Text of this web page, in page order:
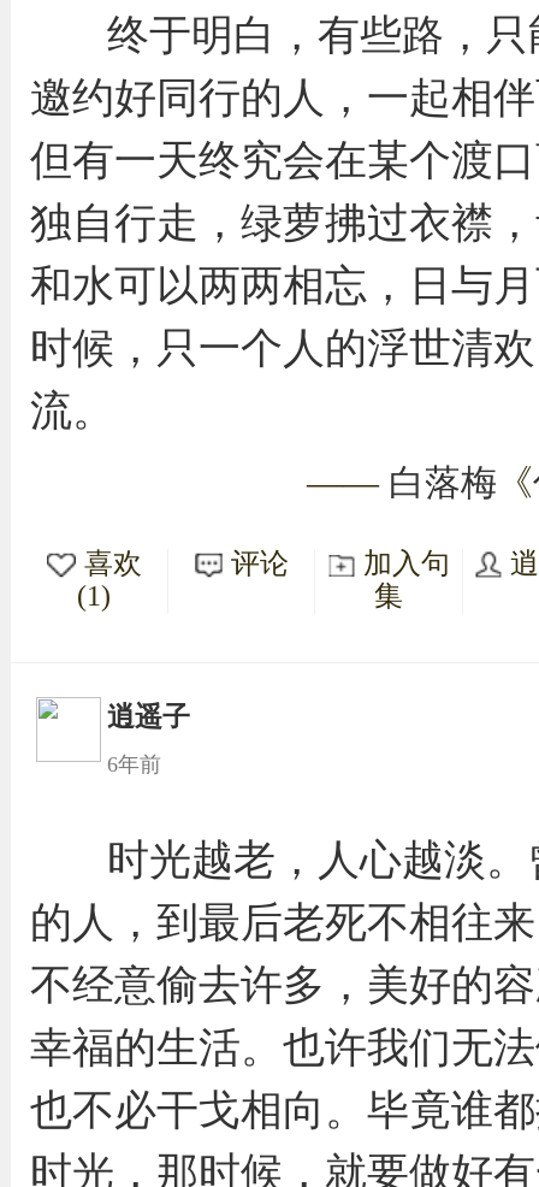
终于明白，有些路，
邀约好同行的人，一起相
但有一天终究会在某个渡
独自行走，绿萝拂过衣襟
和水可以两两相忘，日与
时候，只一个人的浮世清
流。
—— 白落梅 《
喜欢
(1)
评论
加入句
集
逍遥子
6年前
时光越老，人心越淡
的人，到最后老死不相往
不经意偷去许多，美好的
幸福的生活。也许我们无
也不必干戈相向。毕竟谁
时光，那时候，就要做好